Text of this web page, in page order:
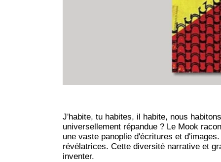
J'habite, tu habites, il habite, nous
universellement répandue ? Le Mook
une vaste panoplie d'écritures et
révélatrices. Cette diversité narrative et
inventer.